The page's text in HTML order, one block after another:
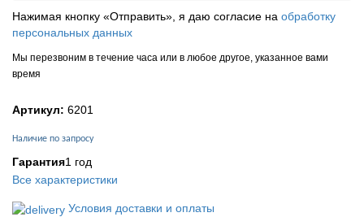
Нажимая кнопку «Отправить», я даю согласие на обработку
персональных данных
Мы перезвоним в течение часа или в любое другое, указанное вами
время
Артикул: 6201
Наличие по запросу
Гарантия1 год
Все характеристики
Условия доставки и оплаты